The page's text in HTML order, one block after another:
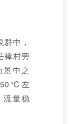
中，
棒村旁
中之
50℃左
流量稳